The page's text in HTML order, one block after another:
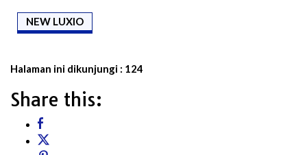
NEW LUXIO
Halaman ini dikunjungi : 124
Share this: